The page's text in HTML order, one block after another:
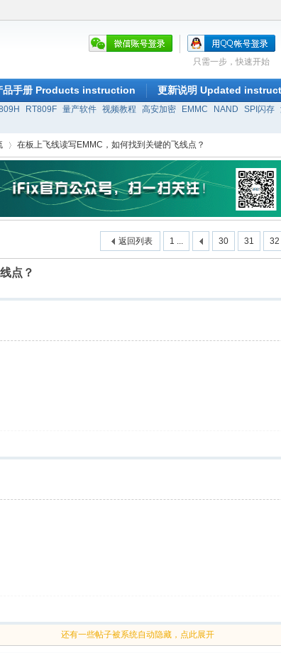
只需一步，快速开始
品手册 Products instruction 更新说明 Updated
RT809F 量产软件 视频教程 高安加密 EMMC NAND SPI闪存
在板上飞线读写EMMC，如何找到关键的飞线点？
1 ... 30 31 32
返回列表
点？
还有一些帖子被系统自动隐藏，点此展开